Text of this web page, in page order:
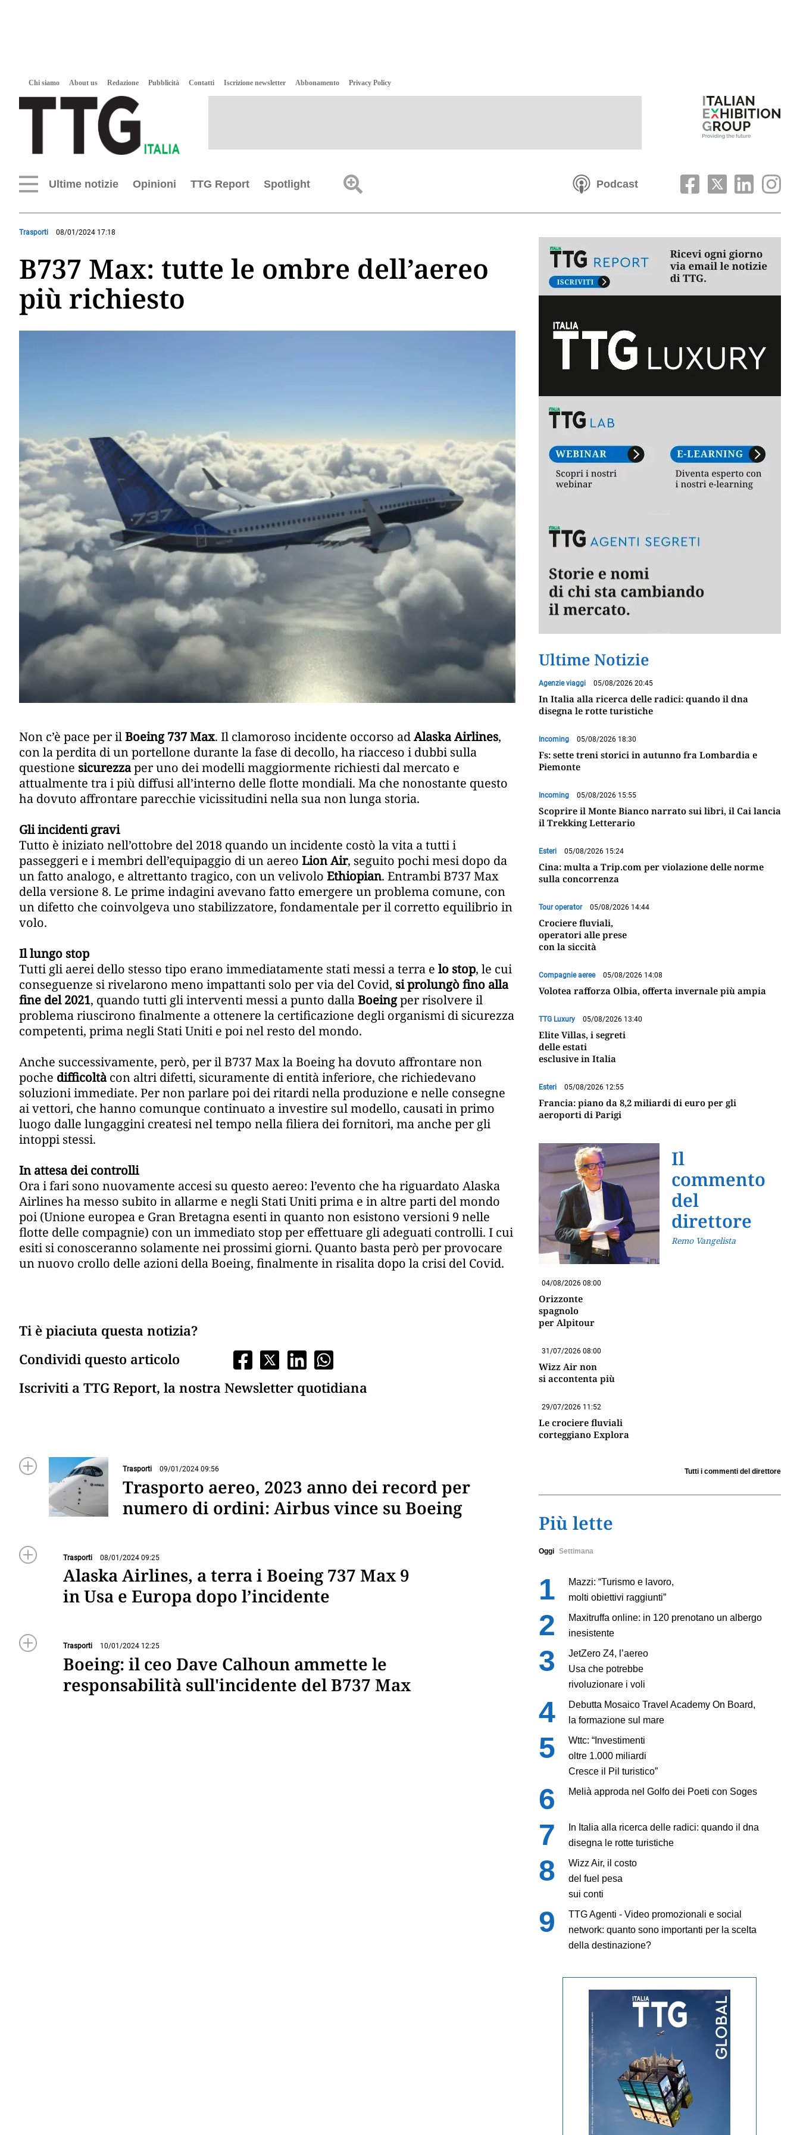
Chi siamo About us Redazione Pubblicità Contatti Iscrizione newsletter Abbonamento Privacy Policy
Ultime notizie Opinioni TTG Report Spotlight Podcast
Trasporti 08/01/2024 17:18
B737 Max: tutte le ombre dell’aereo
più richiesto
Non c’è pace per ilBoeing 737 Max. Il clamoroso incidente occorso adAlaska Airlines,
con la perdita di un portellone durante la fase di decollo, ha riacceso i dubbi sulla
questione sicurezzaper uno dei modelli maggiormente richiesti dal mercato e
attualmente tra i più diffusi all’interno delle flotte mondiali. Ma che nonostante questo
ha dovuto affrontare parecchie vicissitudini nella sua non lunga storia.
Gli incidenti gravi
Tutto è iniziato nell’ottobre del 2018 quando un incidente costò la vita a tutti i
passeggeri e i membri dell’equipaggio di un aereo Lion Air, seguito pochi mesi dopo da
un fatto analogo, e altrettanto tragico, con un velivolo Ethiopian. Entrambi B737 Max
della versione 8. Le prime indagini avevano fatto emergere un problema comune, con
un difetto che coinvolgeva uno stabilizzatore, fondamentale per il corretto equilibrio in
volo.
Il lungo stop
Tutti gli aerei dello stesso tipo erano immediatamente stati messi a terra e lo stop, le cui
conseguenze si rivelarono meno impattanti solo per via del Covid, si prolungò fino alla
fine del 2021, quando tutti gli interventi messi a punto dallaBoeingper risolvere il
problema riuscirono finalmente a ottenere la certificazione degli organismi di sicurezza
competenti, prima negli Stati Uniti e poi nel resto del mondo.
Anche successivamente, però, per il B737 Max la Boeing ha dovuto affrontare non
poche difficoltàcon altri difetti, sicuramente di entità inferiore, che richiedevano
soluzioni immediate. Per non parlare poi dei ritardi nella produzione e nelle consegne
ai vettori, che hanno comunque continuato a investire sul modello, causati in primo
luogo dalle lungaggini createsi nel tempo nella filiera dei fornitori, ma anche per gli
intoppi stessi.
In attesa dei controlli
Ora i fari sono nuovamente accesi su questo aereo: l’evento che ha riguardato Alaska
Airlines ha messo subito in allarme e negli Stati Uniti prima e in altre parti del mondo
poi (Unione europea e Gran Bretagna esenti in quanto non esistono versioni 9 nelle
flotte delle compagnie) con un immediato stop per effettuare gli adeguati controlli. I cui
esiti si conosceranno solamente nei prossimi giorni. Quanto basta però per provocare
un nuovo crollo delle azioni della Boeing, finalmente in risalita dopo la crisi del Covid.
Ti è piaciuta questa notizia?
Condividi questo articolo
Iscriviti a TTG Report, la nostra Newsletter quotidiana
Trasporti 09/01/2024 09:56
Trasporto aereo, 2023 anno dei record per
numero di ordini: Airbus vince su Boeing
Trasporti 08/01/2024 09:25
Alaska Airlines, a terra i Boeing 737 Max 9
in Usa e Europa dopo l’incidente
Trasporti 10/01/2024 12:25
Boeing: il ceo Dave Calhoun ammette le
responsabilità sull'incidente del B737 Max
Ultime Notizie
Agenzie viaggi 05/08/2026 20:45
In Italia alla ricerca delle radici: quando il dna
disegna le rotte turistiche
Incoming 05/08/2026 18:30
Fs: sette treni storici in autunno fra Lombardia e
Piemonte
Incoming 05/08/2026 15:55
Scoprire il Monte Bianco narrato sui libri, il Cai lancia
il Trekking Letterario
Esteri 05/08/2026 15:24
Cina: multa a Trip.com per violazione delle norme
sulla concorrenza
Tour operator 05/08/2026 14:44
Crociere fluviali,
operatori alle prese
con la siccità
Compagnie aeree 05/08/2026 14:08
Volotea rafforza Olbia, offerta invernale più ampia
TTG Luxury 05/08/2026 13:40
Elite Villas, i segreti
delle estati
esclusive in Italia
Esteri 05/08/2026 12:55
Francia: piano da 8,2 miliardi di euro per gli
aeroporti di Parigi
Il
commento
del
direttore
Remo Vangelista
04/08/2026 08:00
Orizzonte
spagnolo
per Alpitour
31/07/2026 08:00
Wizz Air non
si accontenta più
29/07/2026 11:52
Le crociere fluviali
corteggiano Explora
Tutti i commenti del direttore
Più lette
Oggi Settimana
Mazzi: “Turismo e lavoro,
molti obiettivi raggiunti”
Maxitruffa online: in 120 prenotano un albergo
inesistente
JetZero Z4, l’aereo
Usa che potrebbe
rivoluzionare i voli
Debutta Mosaico Travel Academy On Board,
la formazione sul mare
Wttc: “Investimenti
oltre 1.000 miliardi
Cresce il Pil turistico”
Melià approda nel Golfo dei Poeti con Soges
In Italia alla ricerca delle radici: quando il dna
disegna le rotte turistiche
Wizz Air, il costo
del fuel pesa
sui conti
TTG Agenti - Video promozionali e social
network: quanto sono importanti per la scelta
della destinazione?